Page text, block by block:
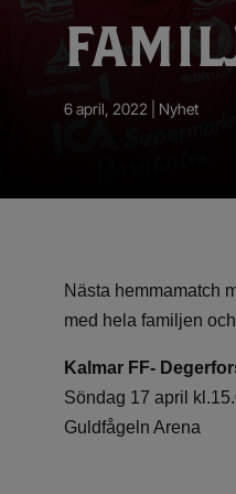
6 april, 2022 | Nyhet
Nästa hemmamatch
med hela familjen
Kalmar FF-
Söndag 17 april
Guldfågeln Arena